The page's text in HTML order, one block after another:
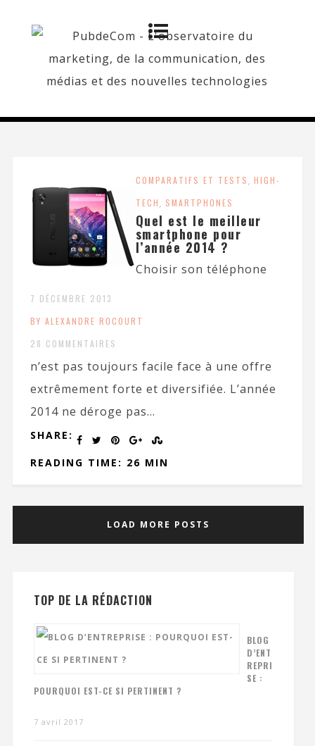
COMPARATIFS ET TESTS, HIGH-
TECH, SMARTPHONES
Quel est le meilleur
smartphone pour
l’année 2014 ?
7 DÉCEMBRE 2013
BY ALEXANDRE ROCOURT
28 COMMENTAIRES
Choisir son téléphone
n’est pas toujours facile face à une offre
extrêmement forte et diversifiée. L’année
2014 ne déroge pas...
SHARE:
READING TIME: 26 MIN
LOAD MORE POSTS
TOP DE LA RÉDACTION
BLOG
D’ENT
REPRI
SE :
POURQUOI EST-CE SI PERTINENT ?
7 avril 2017